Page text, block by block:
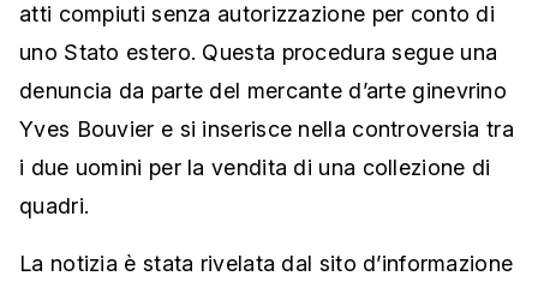
atti compiuti senza autorizzazione per conto di
uno Stato estero. Questa procedura segue una
denuncia da parte del mercante d’arte ginevrino
Yves Bouvier e si inserisce nella controversia tra
i due uomini per la vendita di una collezione di
quadri.
La notizia è stata rivelata dal sito d’informazione